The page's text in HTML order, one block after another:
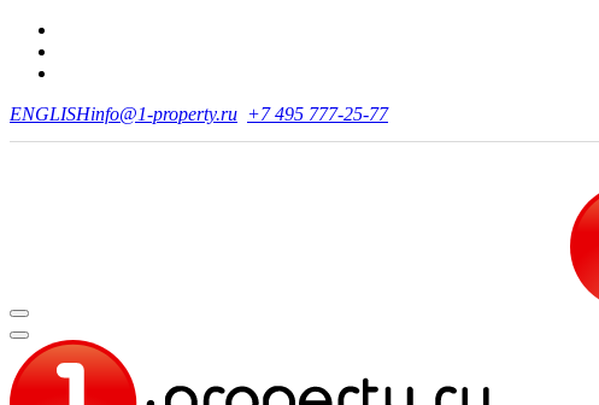
ENGLISHinfo@1-property.ru +7 495 777-25-77